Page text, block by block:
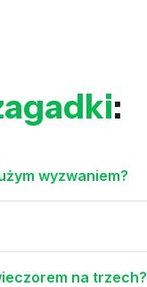
:
wyzwaniem?
na trzech?